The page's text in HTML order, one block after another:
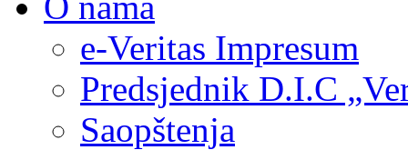
e-Veritas Impresum
Predsjednik D.I.C
Saopštenja